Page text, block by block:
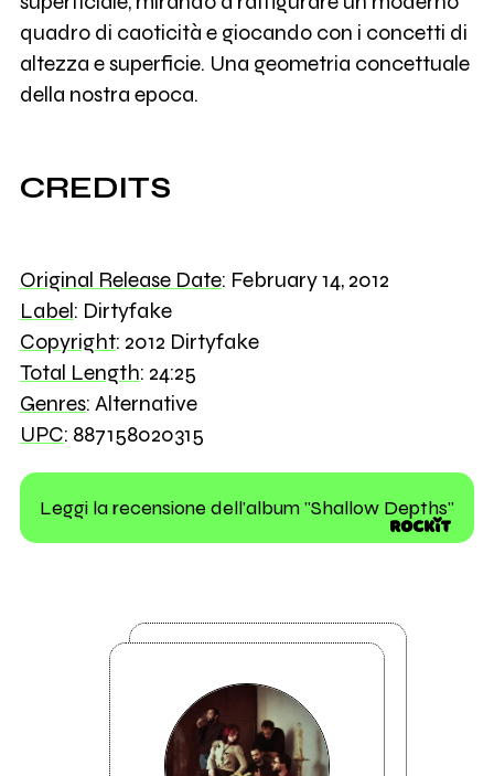
quadro di caoticità e giocando con i concetti di
altezza e superficie. Una geometria concettuale
della nostra epoca.
CREDITS
Original Release Date: February 14, 2012
Label: Dirtyfake
Copyright: 2012 Dirtyfake
Total Length: 24:25
Genres: Alternative
UPC: 887158020315
Leggi la recensione dell'album "Shallow Depths"